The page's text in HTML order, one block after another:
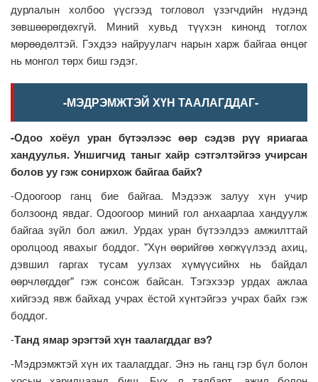
дурлалын холбоо үүсгээд тогловол үзэгчдийн нүдэнд
зөвшөөрөгдөхгүй. Миний хувьд түүхэн кинонд тоглох
мөрөөдөлтэй. Гэхдээ найруулагч нарын харж байгаа өнцөг
нь монгол төрх биш гэдэг.
-МЭДРЭМЖТЭЙ ХҮН ТААЛАГДДАГ-
-Одоо хоёул уран бүтээлээс өөр сэдэв рүү яриагаа
хандуулья. Уншигчид таныг хайр сэтгэлтэйгээ учирсан
болов уу гэж сонирхож байгаа байх?
-Одоогоор ганц бие байгаа. Мэдээж залуу хүн учир
болзоонд явдаг. Одоогоор миний гол анхаарлаа хандуулж
байгаа зүйл бол ажил. Урдах уран бүтээлдээ амжилттай
оролцоод явахыг боддог. "Хүн өөрийгөө хөгжүүлээд ахиц,
дэвшил гаргах тусам уулзах хүмүүсийнх нь байдал
өөрчлөгддөг" гэж сонсож байсан. Тэгэхээр урдах ажлаа
хийгээд явж байхад учрах ёстой хүнтэйгээ учрах байх гэж
боддог.
-Танд ямар эрэгтэй хүн таалагддаг вэ?
-Мэдрэмжтэй хүн их таалагддаг. Энэ нь ганц гэр бүл болон